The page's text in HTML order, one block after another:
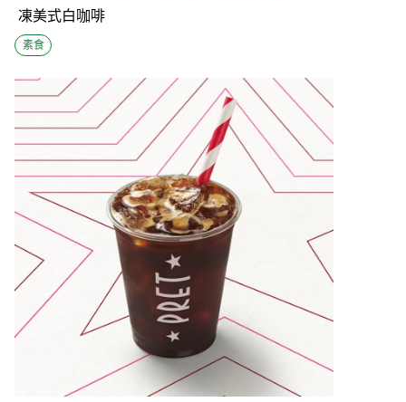
凍美式白咖啡
素食